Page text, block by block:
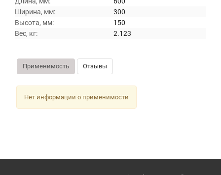
Ширина, мм:
300
Высота, мм:
150
Вес, кг:
2.123
Применимость Отзывы
Нет информации о применимости